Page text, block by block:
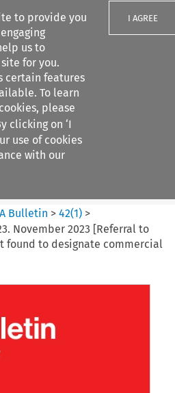
to provide you
us to
for you.
certain features
To learn
please
clicking on ‘I
use of cookies
with our
I AGREE
Bulletin >42(1) >
November 2023 [Referral to
found to designate commercial